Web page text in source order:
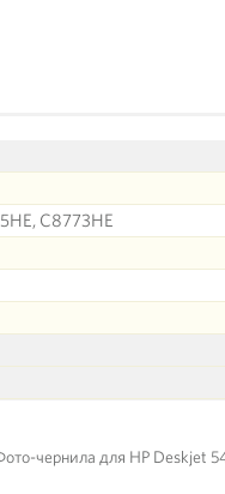
C8773HE
чернила для HP Deskjet